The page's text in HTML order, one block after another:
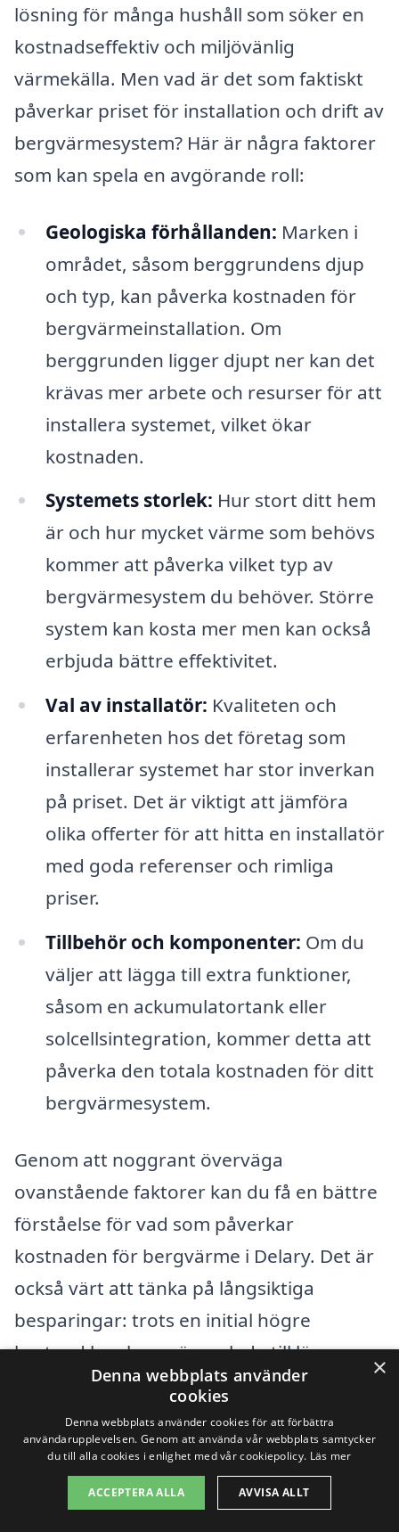
lösning för många hushåll som söker en
kostnadseffektiv och miljövänlig
värmekälla. Men vad är det som faktiskt
påverkar priset för installation och drift av
bergvärmesystem? Här är några faktorer
som kan spela en avgörande roll:
Geologiska förhållanden: Marken i
området, såsom berggrundens djup
och typ, kan påverka kostnaden för
bergvärmeinstallation. Om
berggrunden ligger djupt ner kan det
krävas mer arbete och resurser för att
installera systemet, vilket ökar
kostnaden.
Systemets storlek: Hur stort ditt hem
är och hur mycket värme som behövs
kommer att påverka vilket typ av
bergvärmesystem du behöver. Större
system kan kosta mer men kan också
erbjuda bättre effektivitet.
Val av installatör: Kvaliteten och
erfarenheten hos det företag som
installerar systemet har stor inverkan
på priset. Det är viktigt att jämföra
olika offerter för att hitta en installatör
med goda referenser och rimliga
priser.
Tillbehör och komponenter: Om du
väljer att lägga till extra funktioner,
såsom en ackumulatortank eller
solcellsintegration, kommer detta att
påverka den totala kostnaden för ditt
bergvärmesystem.
Genom att noggrant överväga
ovanstående faktorer kan du få en bättre
förståelse för vad som påverkar
kostnaden för bergvärme i Delary. Det är
också värt att tänka på långsiktiga
besparingar: trots en initial högre
kostnad kan bergvärme leda till lägre
elräkningar och ett minskat
koldioxidavtryck över tid.
Innan du bestämmer dig för en
installation, rekommenderas det att du
×
Denna webbplats använder
cookies
Denna webbplats använder cookies för att förbättra
användarupplevelsen. Genom att använda vår webbplats samtycker
du till alla cookies i enlighet med vår cookiepolicy. Läs mer
ACCEPTERA ALLA AVVISA ALLT